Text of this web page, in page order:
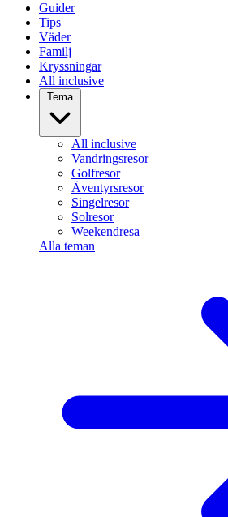
Guider
Tips
Väder
Familj
Kryssningar
All inclusive
Tema
All inclusive
Vandringsresor
Golfresor
Äventyrsresor
Singelresor
Solresor
Weekendresa
Alla teman